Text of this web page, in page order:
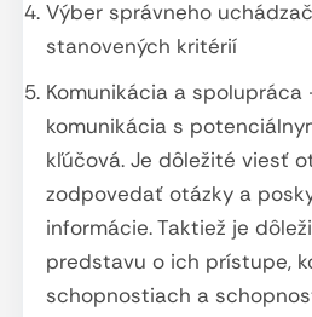
Výber správneho
stanovených kritérií
Komunikácia a spolupráca
komunikácia s
kľúčová. Je dôležité viesť
zodpovedať otázky a
informácie. Taktiež je
predstavu o ich prístupe,
schopnostiach a